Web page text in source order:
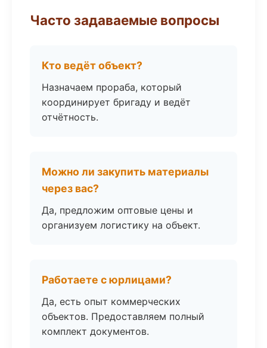
Часто задаваемые вопросы
Кто ведёт объект?
Назначаем прораба, который
координирует бригаду и ведёт
отчётность.
Можно ли закупить материалы
через вас?
Да, предложим оптовые цены и
организуем логистику на объект.
Работаете с юрлицами?
Да, есть опыт коммерческих
объектов. Предоставляем полный
комплект документов.